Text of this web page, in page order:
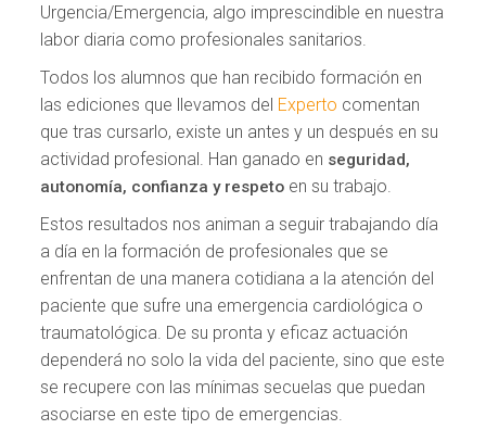
Urgencia/Emergencia, algo imprescindible en nuestra
labor diaria como profesionales sanitarios.
Todos los alumnos que han recibido formación en
las ediciones que llevamos del Experto comentan
que tras cursarlo, existe un antes y un después en su
actividad profesional. Han ganado en seguridad,
autonomía, confianza y respeto en su trabajo.
Estos resultados nos animan a seguir trabajando día
a día en la formación de profesionales que se
enfrentan de una manera cotidiana a la atención del
paciente que sufre una emergencia cardiológica o
traumatológica. De su pronta y eficaz actuación
dependerá no solo la vida del paciente, sino que este
se recupere con las mínimas secuelas que puedan
asociarse en este tipo de emergencias.